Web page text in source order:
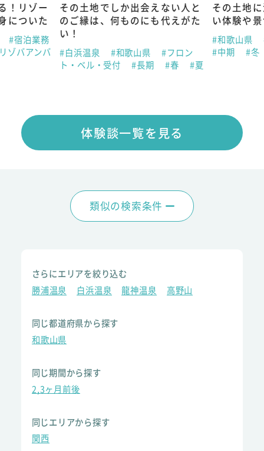
！リゾー
についた
#宿泊業務
ゾバアンバ
その土地でしか出会えない人と
のご縁は、何ものにも代えがた
い！
#白浜温泉 #和歌山県
#フロン
ト・ベル・受付
#長期 #春 #夏
その土地
い体験や
#和歌山県
#中期
#冬
体験談一覧を見る
類似の検索条件
さらにエリアを絞り込む
勝浦温泉
白浜温泉 龍神温泉 高野山
同じ都道府県から探す
和歌山県
同じ期間から探す
2,3ヶ月前後
同じエリアから探す
関西